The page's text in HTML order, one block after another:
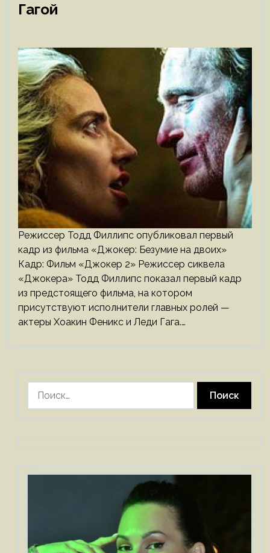
Гагой
Режиссер Тодд Филлипс опубликовал первый
кадр из фильма «Джокер: Безумие на двоих»
Кадр: Фильм «Джокер 2» Режиссер сиквела
«Джокера» Тодд Филлипс показал первый кадр
из предстоящего фильма, на котором
присутствуют исполнители главных ролей —
актеры Хоакин Феникс и Леди Гага.…